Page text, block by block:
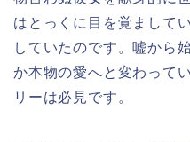
はとっくに目を覚まして
していたのです。嘘から
か本物の愛へと変わって
リーは必見です。